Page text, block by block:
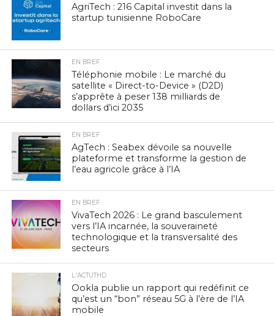
AgriTech : 216 Capital investit dans la
startup tunisienne RoboCare
EN BREF
Téléphonie mobile : Le marché du
satellite « Direct-to-Device » (D2D)
s’apprête à peser 138 milliards de
dollars d’ici 2035
EN BREF
AgTech : Seabex dévoile sa nouvelle
plateforme et transforme la gestion de
l’eau agricole grâce à l’IA
EN BREF
VivaTech 2026 : Le grand basculement
vers l’IA incarnée, la souveraineté
technologique et la transversalité des
secteurs
L'ACTUTHD
Ookla publie un rapport qui redéfinit ce
qu’est un “bon” réseau 5G à l’ère de l’IA
mobile